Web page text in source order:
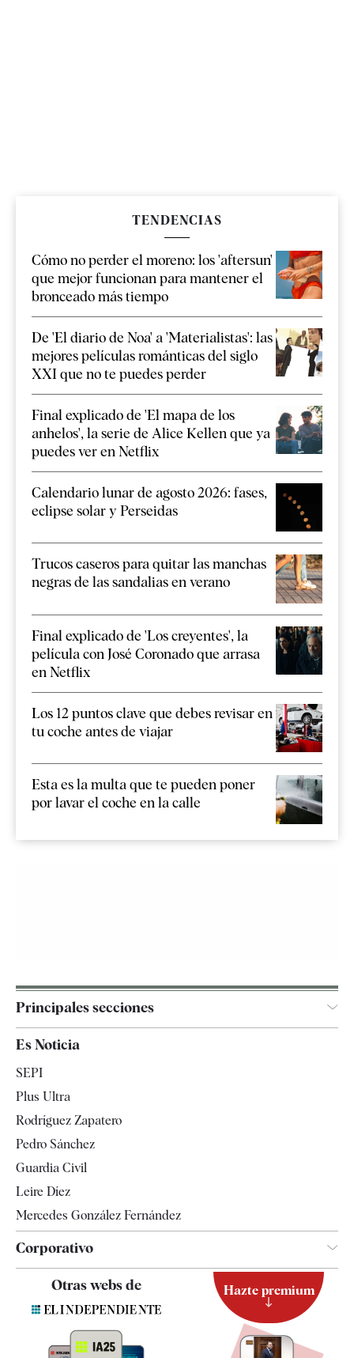
TENDENCIAS
Cómo no perder el moreno: los 'aftersun'
que mejor funcionan para mantener el
bronceado más tiempo
De 'El diario de Noa' a 'Materialistas': las
mejores películas románticas del siglo
XXI que no te puedes perder
Final explicado de 'El mapa de los
anhelos', la serie de Alice Kellen que ya
puedes ver en Netflix
Calendario lunar de agosto 2026: fases,
eclipse solar y Perseidas
Trucos caseros para quitar las manchas
negras de las sandalias en verano
Final explicado de 'Los creyentes', la
película con José Coronado que arrasa
en Netflix
Los 12 puntos clave que debes revisar en
tu coche antes de viajar
Esta es la multa que te pueden poner
por lavar el coche en la calle
Principales secciones
Televisión
Es Noticia
SEPI
Plus Ultra
Rodríguez Zapatero
Pedro Sánchez
Guardia Civil
Leire Díez
Mercedes González Fernández
Corporativo
Otras webs de Hazte premium